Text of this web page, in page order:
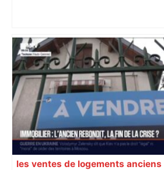
les ventes de logements anciens